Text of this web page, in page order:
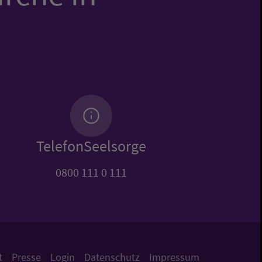
TelefonSeelsorge
0800 111 0 111
Presse Login Datenschutz Impressum